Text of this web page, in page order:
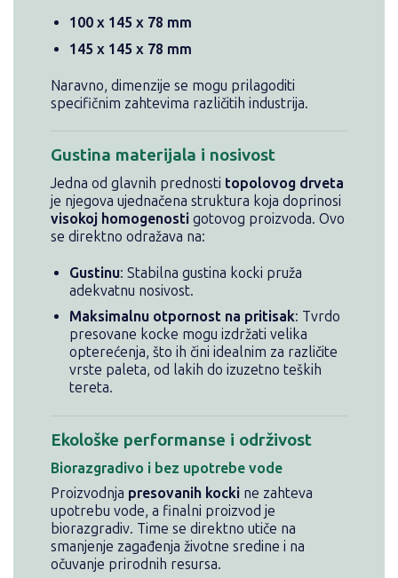
100 x 145 x 78 mm
145 x 145 x 78 mm
Naravno, dimenzije se mogu prilagoditi
specifičnim zahtevima različitih industrija.
Gustina materijala i nosivost
Jedna od glavnih prednosti topolovog drveta
je njegova ujednačena struktura koja doprinosi
visokoj homogenostigotovog proizvoda. Ovo
se direktno odražava na:
Gustinu: Stabilna gustina kocki pruža
adekvatnu nosivost.
Maksimalnu otpornost na pritisak: Tvrdo
presovane kocke mogu izdržati velika
opterećenja, što ih čini idealnim za različite
vrste paleta, od lakih do izuzetno teških
tereta.
Ekološke performanse i održivost
Biorazgradivo i bez upotrebe vode
Proizvodnja presovanih kockine zahteva
upotrebu vode, a finalni proizvod je
biorazgradiv. Time se direktno utiče na
smanjenje zagađenja životne sredine i na
očuvanje prirodnih resursa.